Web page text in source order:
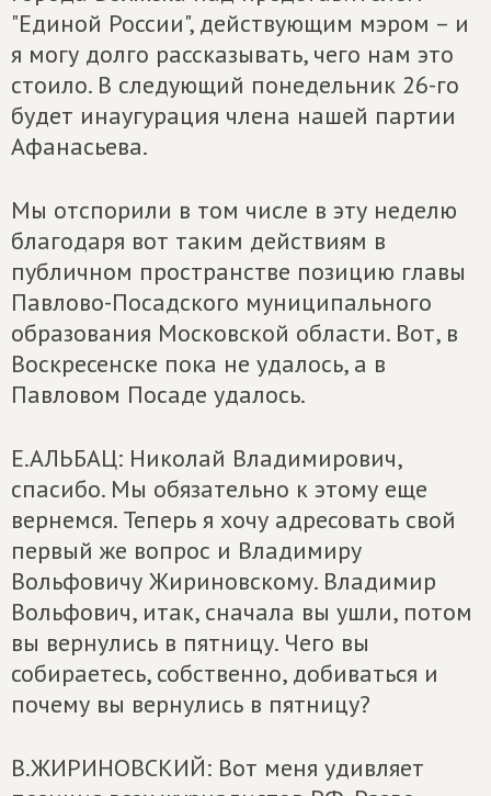
"Единой России", действующим мэром – и
я могу долго рассказывать, чего нам это
стоило. В следующий понедельник 26-го
будет инаугурация члена нашей партии
Афанасьева.
Мы отспорили в том числе в эту неделю
благодаря вот таким действиям в
публичном пространстве позицию главы
Павлово-Посадского муниципального
образования Московской области. Вот, в
Воскресенске пока не удалось, а в
Павловом Посаде удалось.
Е.АЛЬБАЦ: Николай Владимирович,
спасибо. Мы обязательно к этому еще
вернемся. Теперь я хочу адресовать свой
первый же вопрос и Владимиру
Вольфовичу Жириновскому. Владимир
Вольфович, итак, сначала вы ушли, потом
вы вернулись в пятницу. Чего вы
собираетесь, собственно, добиваться и
почему вы вернулись в пятницу?
В.ЖИРИНОВСКИЙ: Вот меня удивляет